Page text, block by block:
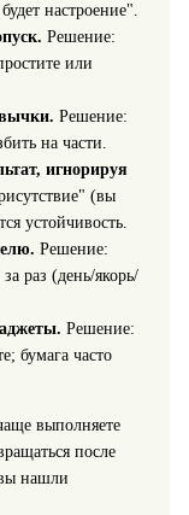
настроение".
Решение:
или
Решение:
на части.
игнорируя
(вы
устойчивость.
Решение:
раз (день/якорь/
Решение:
бумага часто
выполняете
после
нашли